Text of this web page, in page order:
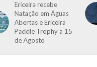
Ericeira recebe
Natação em Águas
Abertas e Ericeira
Paddle Trophy a 15
de Agosto